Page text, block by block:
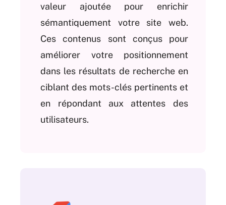
valeur ajoutée pour enrichir
sémantiquement votre site web.
Ces contenus sont conçus pour
améliorer votre positionnement
dans les résultats de recherche en
ciblant des mots-clés pertinents et
en répondant aux attentes des
utilisateurs.